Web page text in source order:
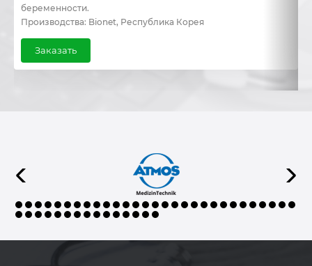
беременности.
Производства: Bionet, Республика Корея
Заказать